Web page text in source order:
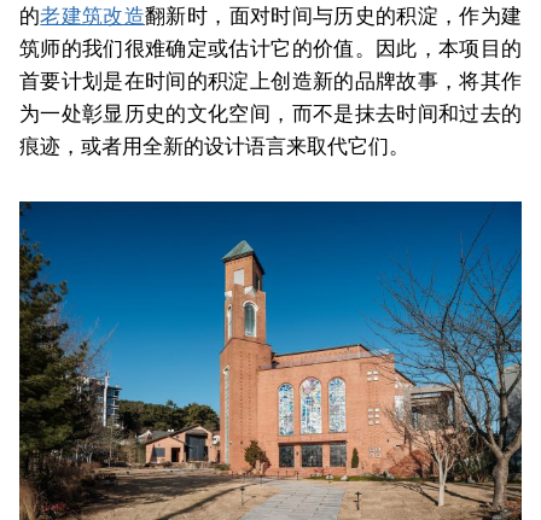
的老建筑改造翻新时，面对时间与历史的积淀，作为建
筑师的我们很难确定或估计它的价值。因此，本项目的
首要计划是在时间的积淀上创造新的品牌故事，将其作
为一处彰显历史的文化空间，而不是抹去时间和过去的
痕迹，或者用全新的设计语言来取代它们。